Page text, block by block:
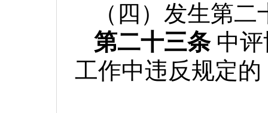
（四）发生第
第二十三条 中
工作中违反规定